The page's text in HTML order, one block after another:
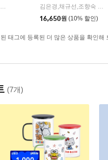
김은경,채규선,조향숙 등저
16,650원 (10% 할인)
태그에 등록된 더 많은 상품을 확인해
(7개)